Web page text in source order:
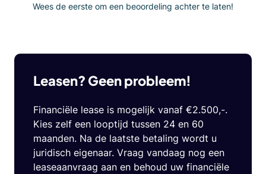
Wees de eerste om een beoordeling achter te laten!
Leasen? Geen probleem!
Financiële lease is mogelijk vanaf €2.500,-.
Kies zelf een looptijd tussen 24 en 60
maanden. Na de laatste betaling wordt u
juridisch eigenaar. Vraag vandaag nog een
leaseaanvraag aan en behoud uw financiële